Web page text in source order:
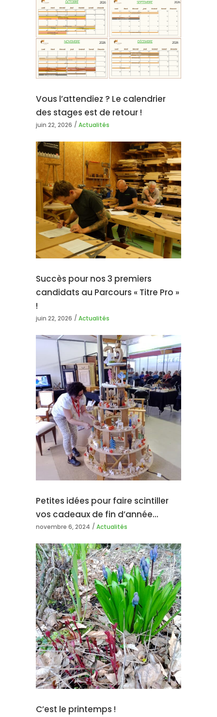
Vous l’attendiez ? Le calendrier
des stages est de retour !
juin 22, 2026 Actualités
Succès pour nos 3 premiers
candidats au Parcours « Titre Pro »
!
juin 22, 2026 Actualités
Petites idées pour faire scintiller
vos cadeaux de fin d’année…
novembre 6, 2024 Actualités
C’est le printemps !